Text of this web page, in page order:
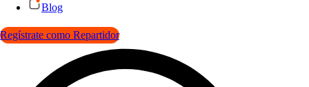
Blog
Regístrate como Repartidor